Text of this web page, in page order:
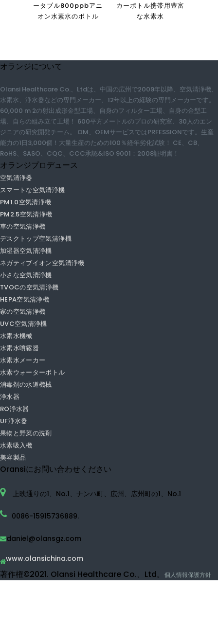
ータブル800ppbアニ
オン水素水のボトル
カーボトル携帯用豊富
な水素水
Olansi Healthcare Co.、Ltdは、中国の広州で2009年以降、空気清浄
機、水素水、浄水器などの専門メーカー、12年以上の経験の専門メーカ
ーです。 60,000 m 2の射出成形金型工場、自身のフィルター工場、自身
の金型工場、自らの組み立て工場！ 600平方メートルのプロの研究室、
30人のエンジニアの研究開発チーム。 OM、OEMサービスでは
PRFESSIONです。生産能力の1日3,000個！大量生産のための100％経年
劣化試験！ CE、CB、RoHS、SASO、CQC、CCC承認&ISO 9001：
2008証明書！
オランジプロデュース
空気清浄器
スマートな空気清浄機
PM1.0空気清浄機
PM2.5空気清浄機
車の空気清浄機
デスクトップ空気清浄機
加湿器空気清浄機
ネガティブイオン空気清浄機
小さな空気清浄機
TVOCの空気清浄機
HEPA空気清浄機
家の空気清浄機
UVC空気清浄機
水素水噴霧器
水素水メーカー
消毒剤の水道機械
浄水器
RO浄水器